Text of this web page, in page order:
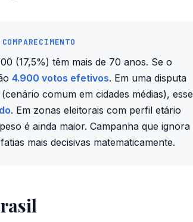
(17,5%) têm mais de 70 anos. Se o
4.900 votos efetivos. Em uma disputa
comum em cidades médias), esse
. Em zonas eleitorais com perfil etário
é ainda maior. Campanha que ignora
mais decisivas matematicamente.